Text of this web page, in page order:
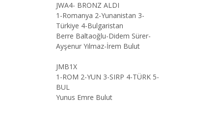
JWA4- BRONZ ALDI
1-Romanya 2-Yunanistan 3-
Türkiye 4-Bulgaristan
Berre Baltaoğlu-Didem Sürer-
Ayşenur Yılmaz-İrem Bulut
JMB1X
1-ROM 2-YUN 3-SIRP 4-TÜRK 5-
BUL
Yunus Emre Bulut